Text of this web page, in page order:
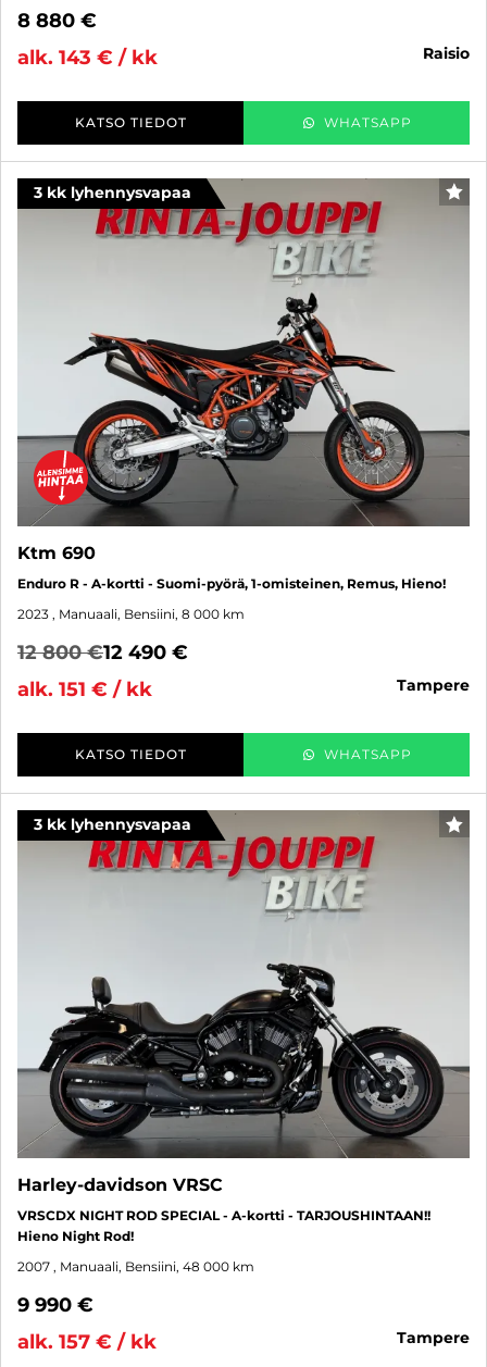
8 880 €
alk. 143 € / kk
raisio
KATSO TIEDOT WHATSAPP
3 kk lyhennysvapaa
Ktm 690
Enduro R - A-kortti - Suomi-pyörä, 1-omisteinen, Remus, Hieno!
2023 , Manuaali, Bensiini, 8 000 km
12 800 €12 490 €
alk. 151 € / kk
tampere
KATSO TIEDOT WHATSAPP
3 kk lyhennysvapaa
Harley-davidson VRSC
VRSCDX NIGHT ROD SPECIAL - A-kortti - TARJOUSHINTAAN!!
Hieno Night Rod!
2007 , Manuaali, Bensiini, 48 000 km
9 990 €
alk. 157 € / kk
tampere